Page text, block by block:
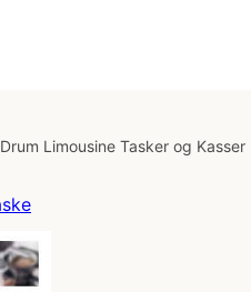
Drum Limousine Tasker og Kasser